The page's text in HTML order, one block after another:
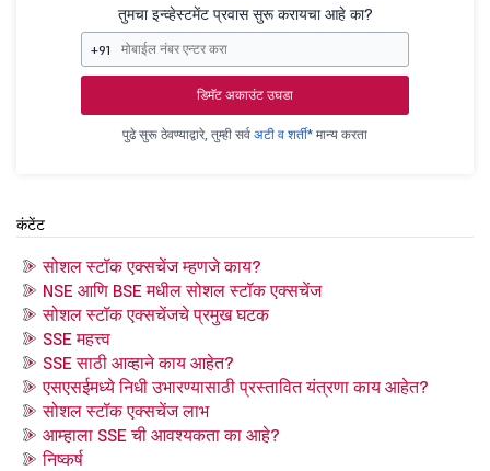
तुमचा इन्व्हेस्टमेंट प्रवास सुरू करायचा आहे का?
+91
डिमॅट अकाउंट उघडा
पुढे सुरू ठेवण्याद्वारे, तुम्ही सर्व अटी व शर्ती* मान्य करता
कंटेंट
सोशल स्टॉक एक्सचेंज म्हणजे काय?
NSE आणि BSE मधील सोशल स्टॉक एक्सचेंज
सोशल स्टॉक एक्सचेंजचे प्रमुख घटक
SSE महत्त्व
SSE साठी आव्हाने काय आहेत?
एसएसईमध्ये निधी उभारण्यासाठी प्रस्तावित यंत्रणा काय आहेत?
सोशल स्टॉक एक्सचेंज लाभ
आम्हाला SSE ची आवश्यकता का आहे?
निष्कर्ष